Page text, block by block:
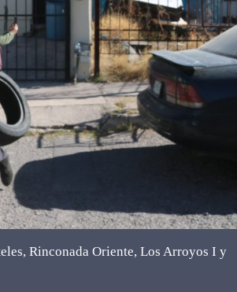
Rinconada Oriente, Los Arroyos I y